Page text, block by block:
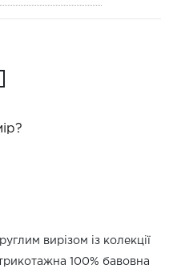
вирізом із колекції
100% бавовна